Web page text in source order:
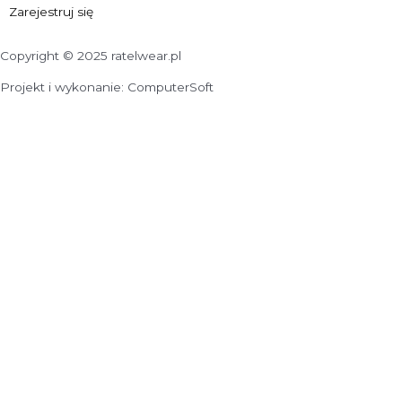
Zarejestruj się
Copyright © 2025 ratelwear.pl
Projekt i wykonanie: ComputerSoft